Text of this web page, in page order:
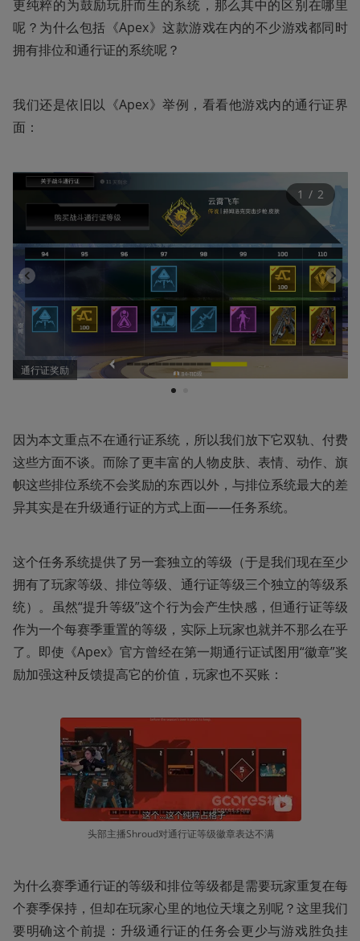
更纯粹的为鼓励玩肝而生的系统，那么其中的区别在哪里
呢？为什么包括《Apex》这款游戏在内的不少游戏都同时
拥有排位和通行证的系统呢？
我们还是依旧以《Apex》举例，看看他游戏内的通行证界
面：
通行证奖励
1
1 / 2
因为本文重点不在通行证系统，所以我们放下它双轨、付费
这些方面不谈。而除了更丰富的人物皮肤、表情、动作、旗
帜这些排位系统不会奖励的东西以外，与排位系统最大的差
异其实是在升级通行证的方式上面——任务系统。
这个任务系统提供了另一套独立的等级（于是我们现在至少
拥有了玩家等级、排位等级、通行证等级三个独立的等级系
统）。虽然“提升等级”这个行为会产生快感，但通行证等级
作为一个每赛季重置的等级，实际上玩家也就并不那么在乎
了。即使《Apex》官方曾经在第一期通行证试图用“徽章”奖
励加强这种反馈提高它的价值，玩家也不买账：
头部主播Shroud对通行证等级徽章表达不满
为什么赛季通行证的等级和排位等级都是需要玩家重复在每
个赛季保持，但却在玩家心里的地位天壤之别呢？这里我们
要明确这个前提：升级通行证的任务会更少与游戏胜负挂